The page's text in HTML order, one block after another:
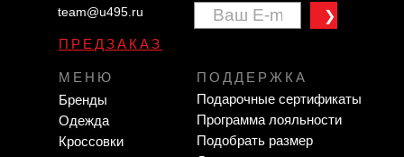
❯
ПОДДЕРЖКА
МЕНЮ
Подарочные сертификаты
Программа лояльности
Подобрать размер
Бренды
Одежда
Кроссовки
team@u495.ru
ПРЕДЗАКАЗ